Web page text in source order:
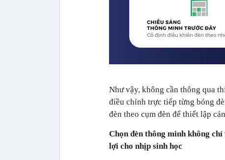
Như vậy, không cần thông qua
điều chỉnh trực tiếp từng bóng
đèn theo cụm đèn để thiết lập
Chọn đèn thông minh không
lợi cho nhịp sinh học